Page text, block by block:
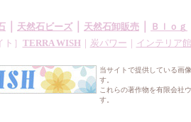
天然石ビーズ｜ 天然石卸販売 Ｂｌｏｇ
］ TERRA WISH｜ 炭パワー インテリア館
当サイトで提供している画
す。
これらの著作物を有限会社
す。